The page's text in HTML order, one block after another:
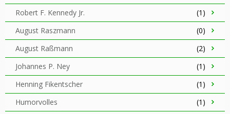
Robert F. Kennedy Jr.
(1)
August Raszmann
(0)
August Raßmann
(2)
Johannes P. Ney
(1)
Henning Fikentscher
(1)
Humorvolles
(1)